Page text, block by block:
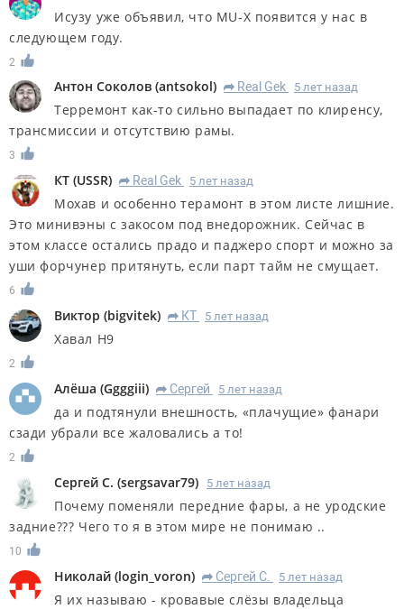
Исузу уже объявил, что MU-X появится у нас в
следующем году.
2
Антон Соколов (antsokol) R Real Gek 5 лет назад
Терремонт как-то сильно выпадает по клиренсу,
трансмиссии и отсутствию рамы.
3
КT (USSR) R Real Gek 5 лет назад
Мохав и особенно терамонт в этом листе лишние.
Это минивэны с закосом под внедорожник. Сейчас в
этом классе остались прадо и паджеро спорт и можно за
уши форчунер притянуть, если парт тайм не смущает.
6
Виктор (bigvitek) R КT 5 лет назад
Хавал H9
2
Алёша (Ggggiii) R Сергей 5 лет назад
да и подтянули внешность, «плачущие» фанари
сзади убрали все жаловались а то!
2
Сергей С. (sergsavar79) 5 лет назад
Почему поменяли передние фары, а не уродские
задние??? Чего то я в этом мире не понимаю ..
10
Николай (login_voron) R Сергей С. 5 лет назад
Я их называю - кровавые слёзы владельца